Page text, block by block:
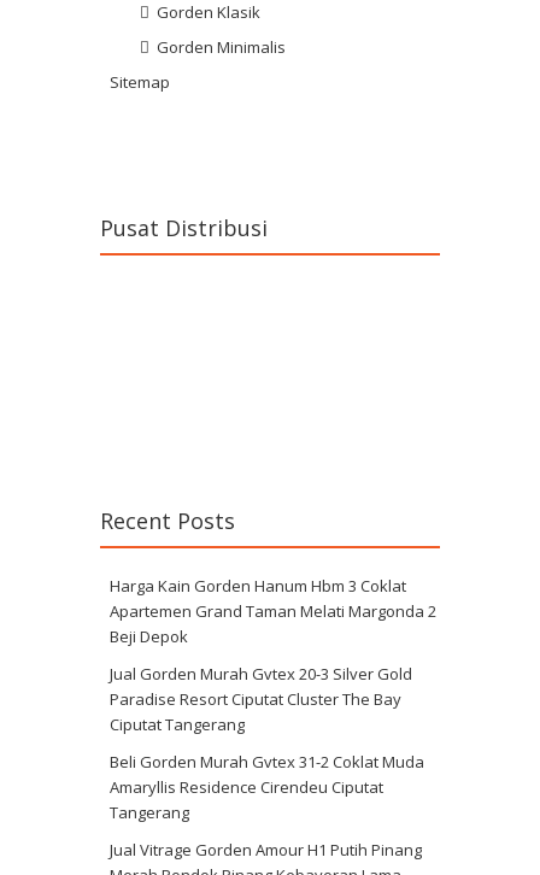
Gorden Klasik
Gorden Minimalis
Sitemap
Pusat Distribusi
Recent Posts
Harga Kain Gorden Hanum Hbm 3 Coklat
Apartemen Grand Taman Melati Margonda 2
Beji Depok
Jual Gorden Murah Gvtex 20-3 Silver Gold
Paradise Resort Ciputat Cluster The Bay
Ciputat Tangerang
Beli Gorden Murah Gvtex 31-2 Coklat Muda
Amaryllis Residence Cirendeu Ciputat
Tangerang
Jual Vitrage Gorden Amour H1 Putih Pinang